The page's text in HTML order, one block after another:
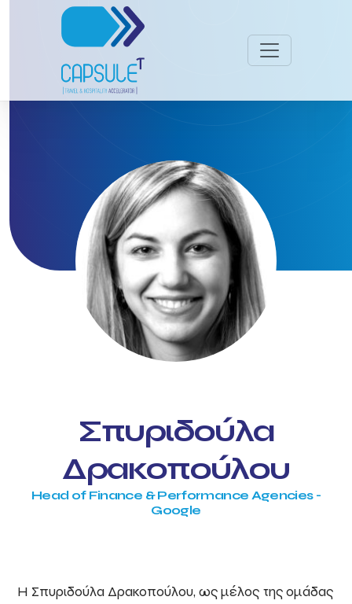
Σπυριδούλα
Δρακοπούλου
Head of Finance & Performance Agencies -
Google
Η Σπυριδούλα Δρακοπούλου, ως μέλος της ομάδας